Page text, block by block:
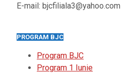
E-mail: bjcfiliala3@yahoo.com
PROGRAM BJC
Program BJC
Program 1 Iunie